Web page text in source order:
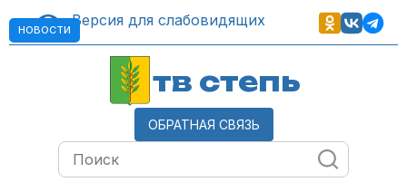
Версия для слабовидящих
тв степь
ОБРАТНАЯ СВЯЗЬ
НОВОСТИ